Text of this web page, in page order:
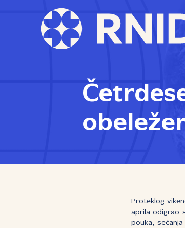
Proteklog
aprila odigrao
pouka,